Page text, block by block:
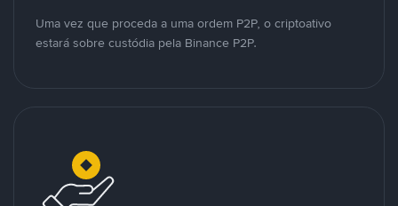
Uma vez que proceda a uma ordem P2P, o criptoativo
estará sobre custódia pela Binance P2P.